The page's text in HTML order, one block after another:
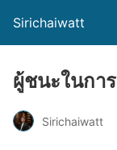
Sirichaiwatt
ผู้ชนะในกา
Sirichaiwatt